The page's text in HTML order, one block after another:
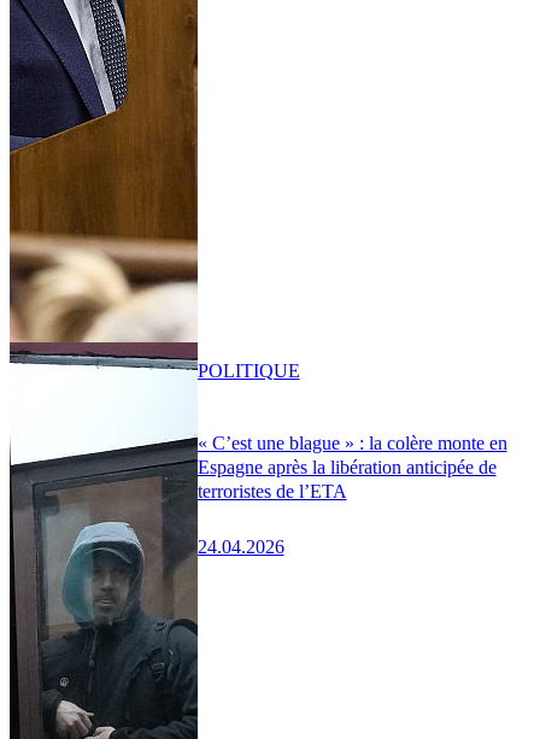
« C’est une blague » : la colère monte en
Espagne après la libération anticipée de
terroristes de l’ETA
24.04.2026
POLITIQUE